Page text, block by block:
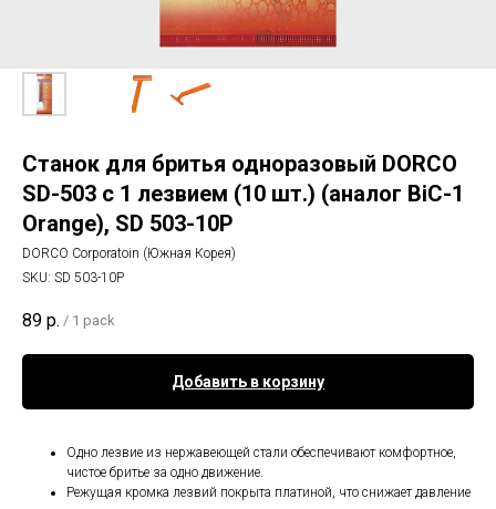
Станок для бритья одноразовый DORCO
SD-503 с 1 лезвием (10 шт.) (аналог BiC-1
Orange), SD 503-10P
DORCO Corporatoin (Южная Корея)
SKU: SD 503-10P
89 р. / 1 pack
Добавить в корзину
Одно лезвие из нержавеющей стали обеспечивают комфортное,
чистое бритье за одно движение.
Режущая кромка лезвий покрыта платиной, что снижает давление